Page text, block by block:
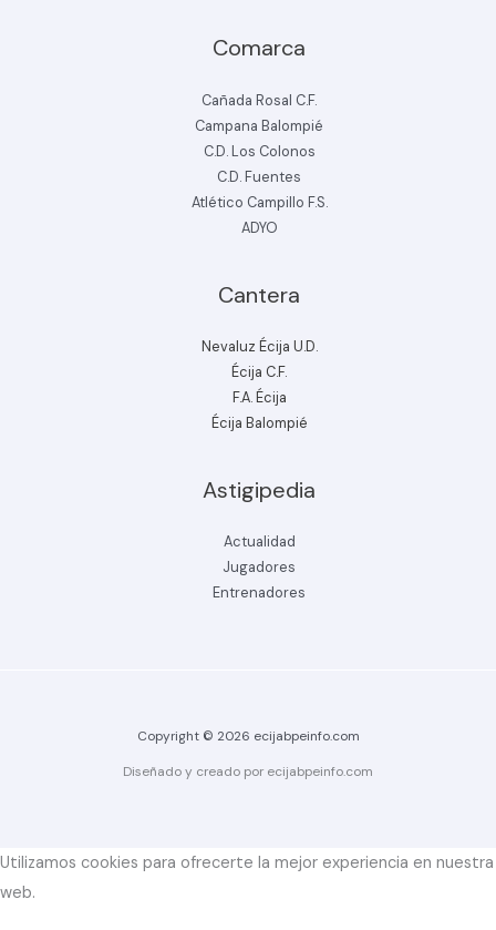
Comarca
Cañada Rosal C.F.
Campana Balompié
C.D. Los Colonos
C.D. Fuentes
Atlético Campillo F.S.
ADYO
Cantera
Nevaluz Écija U.D.
Écija C.F.
F.A. Écija
Écija Balompié
Astigipedia
Actualidad
Jugadores
Entrenadores
Copyright © 2026 ecijabpeinfo.com
Diseñado y creado por ecijabpeinfo.com
Utilizamos cookies para ofrecerte la mejor experiencia en nuestra
web.